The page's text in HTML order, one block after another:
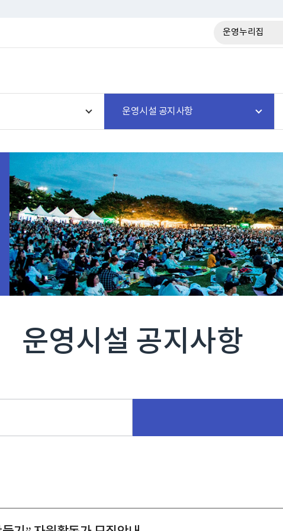
운영누리집
운영시설 공지사항
운영시설 공지사항